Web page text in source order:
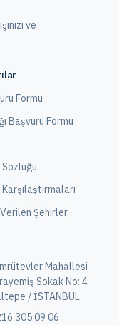
ve
Formu
Başvuru Formu
Şehirler
Mahallesi
Sokak No: 4
/ İSTANBUL
305 09 06